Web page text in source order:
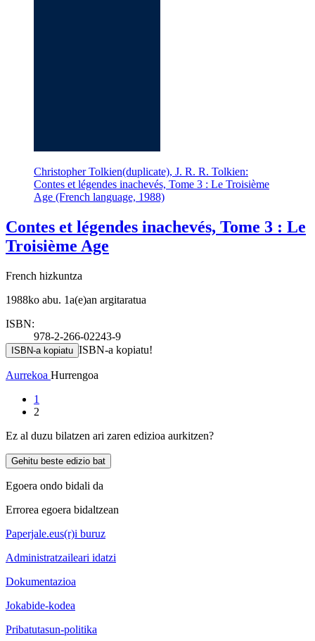
Christopher Tolkien(duplicate), J. R. R. Tolkien:
Contes et légendes inachevés, Tome 3 : Le Troisième
Age (French language, 1988)
Contes et légendes inachevés, Tome 3 : Le
Troisième Age
French hizkuntza
1988ko abu. 1a(e)an argitaratua
ISBN:
978-2-266-02243-9
ISBN-a kopiatu ISBN-a kopiatu!
Aurrekoa Hurrengoa
1
2
Ez al duzu bilatzen ari zaren edizioa aurkitzen?
Gehitu beste edizio bat
Egoera ondo bidali da
Errorea egoera bidaltzean
Paperjale.eus(r)i buruz
Administratzaileari idatzi
Dokumentazioa
Jokabide-kodea
Pribatutasun-politika